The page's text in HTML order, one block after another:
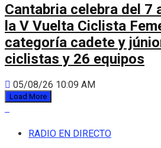
Cantabria celebra del 7
la V Vuelta Ciclista
categoría cadete y
ciclistas y 26 equipos
05/08/26 10:09 AM
Load More
RADIO EN DIRECTO